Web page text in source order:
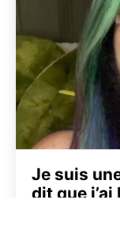
Je suis
dit que